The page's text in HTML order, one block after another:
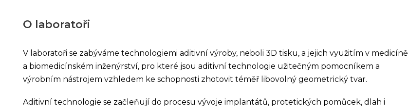
O laboratoři
V laboratoři se zabýváme technologiemi aditivní výroby, neboli 3D tisku, a jejich využitím v medicíně
a biomedicínském inženýrství, pro které jsou aditivní technologie užitečným pomocníkem a
výrobním nástrojem vzhledem ke schopnosti zhotovit téměř libovolný geometrický tvar.
Aditivní technologie se začleňují do procesu vývoje implantátů, protetických pomůcek, dlah i